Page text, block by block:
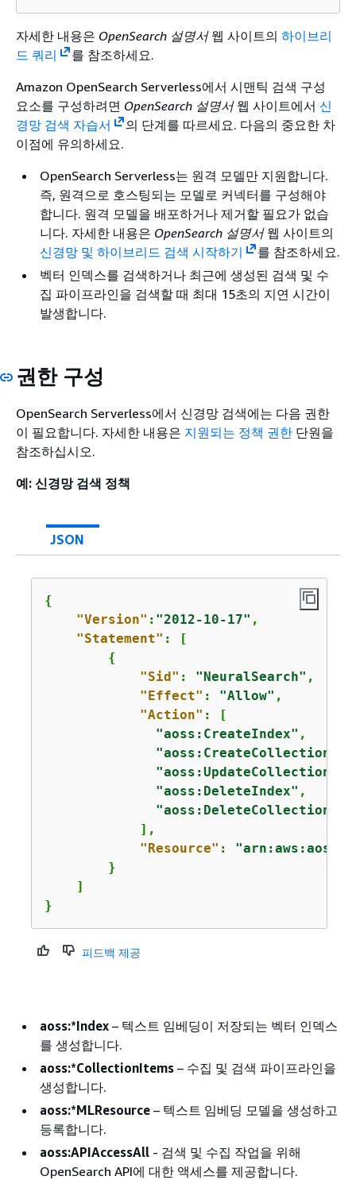
자세한 내용은 OpenSearch 설명서웹 사이트의 하이브리
드 쿼리
를 참조하세요.
Amazon OpenSearch Serverless에서 시맨틱 검색 구성
요소를 구성하려면 OpenSearch 설명서웹 사이트에서 신
경망 검색 자습서
의 단계를 따르세요. 다음의 중요한 차
이점에 유의하세요.
OpenSearch Serverless는 원격 모델만 지원합니다.
즉, 원격으로 호스팅되는 모델로 커넥터를 구성해야
합니다. 원격 모델을 배포하거나 제거할 필요가 없습
니다. 자세한 내용은 OpenSearch 설명서웹 사이트의
신경망 및 하이브리드 검색 시작하기
를 참조하세요.
벡터 인덱스를 검색하거나 최근에 생성된 검색 및 수
집 파이프라인을 검색할 때 최대 15초의 지연 시간이
발생합니다.
권한 구성
OpenSearch Serverless에서 신경망 검색에는 다음 권한
이 필요합니다. 자세한 내용은 지원되는 정책 권한 단원을
참조하십시오.
예: 신경망 검색 정책
JSON
{
"Version" : "2012-10-17" ,
"Statement" : [
{
"Sid" : "NeuralSearch" ,
"Effect" : "Allow" ,
"Action" : [
"aoss:CreateIndex" ,
"aoss:CreateCollection"
"aoss:UpdateCollection"
"aoss:DeleteIndex" ,
"aoss:DeleteCollection"
            ],
"Resource" : "arn:aws:aoss:
        }
    ]
}
피드백 제공
aoss:*Index – 텍스트 임베딩이 저장되는 벡터 인덱스
를 생성합니다.
aoss:*CollectionItems – 수집 및 검색 파이프라인을
생성합니다.
aoss:*MLResource – 텍스트 임베딩 모델을 생성하고
등록합니다.
aoss:APIAccessAll - 검색 및 수집 작업을 위해
OpenSearch API에 대한 액세스를 제공합니다.